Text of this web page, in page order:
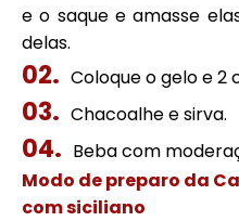
e o saque e amasse
delas.
Coloque o gelo e 2
Chacoalhe e sirva.
Beba com
Modo de preparo da
com siciliano